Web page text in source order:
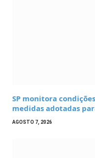
SP monitora
medidas adotadas
AGOSTO 7, 2026